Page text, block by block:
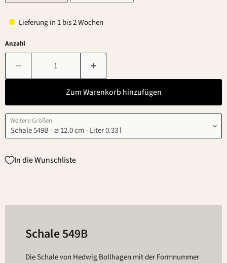
Lieferung in 1 bis 2 Wochen
Anzahl
Zum Warenkorb hinzufügen
Weitere Größen
In die Wunschliste
Schale 549B
Die Schale von Hedwig Bollhagen mit der Formnummer